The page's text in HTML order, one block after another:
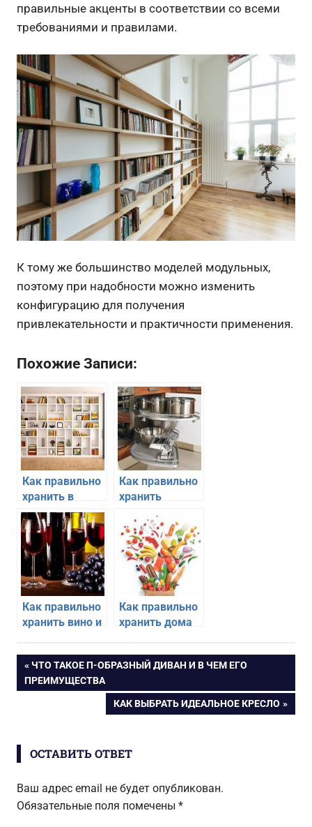
правильные акценты в соответствии со всеми
требованиями и правилами.
К тому же большинство моделей модульных,
поэтому при надобности можно изменить
конфигурацию для получения
привлекательности и практичности применения.
Похожие Записи:
Как правильно
хранить в
квартире книги
Как правильно
хранить
кастрюли и
крышки на
кухне
Как правильно
хранить вино и
дома
Как правильно
хранить дома
которые
нельзя класть
Навигация
ПРЕДЫДУЩАЯ
ЗАПИСЬ:
ЧТО ТАКОЕ П-ОБРАЗНЫЙ ДИВАН И В ЧЕМ ЕГО
ПРЕИМУЩЕСТВА
СЛЕДУЮЩАЯ
ЗАПИСЬ:
КАК ВЫБРАТЬ ИДЕАЛЬНОЕ КРЕСЛО
ОСТАВИТЬ ОТВЕТ
Ваш адрес email не будет опубликован.
Обязательные поля помечены *